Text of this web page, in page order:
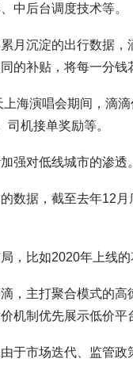
中后台调度技术等。
月沉淀的出行数据
的补贴，将每一分钱
海演唱会期间，滴
机接单奖励等。
强对低线城市的渗透。
数据，截至去年12
，比如2020年上线
，主打聚合模式的
机制优先展示低价
于市场迭代、监管